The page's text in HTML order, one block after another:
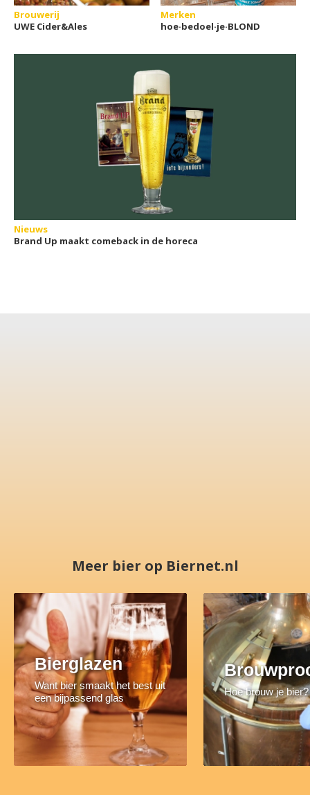
Brouwerij
UWE Cider&Ales
Merken
hoe·bedoel·je·BLOND
Nieuws
Brand Up maakt comeback in de horeca
Meer bier op Biernet.nl
Bierglazen
Want bier smaakt het best uit
een bijpassend glas
Hoe brouw je bier?